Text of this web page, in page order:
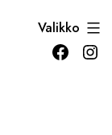
Valikko